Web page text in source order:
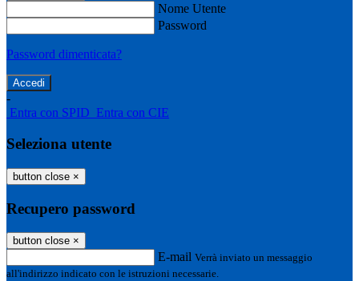
Nome Utente
Password
Password dimenticata?
-
Entra con SPID Entra con CIE
Seleziona utente
button close ×
Recupero password
button close ×
E-mail Verrà inviato un messaggio
all'indirizzo indicato con le istruzioni necessarie.